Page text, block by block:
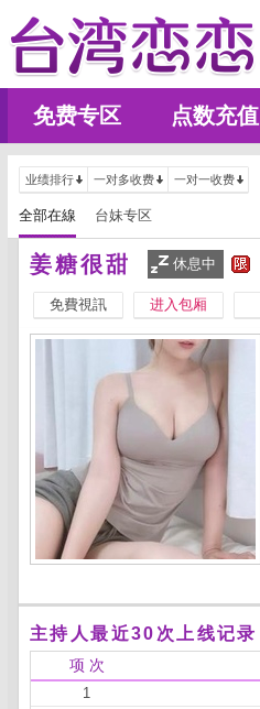
免费专区 点数充值
业绩排行 一对多收费 一对一收费
全部在線 台妹专区
姜糖很甜 休息中
免費視訊 进入包厢
主持人最近30次上线记录
项 次
1